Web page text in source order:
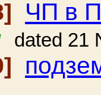
ЧП в
dated 21